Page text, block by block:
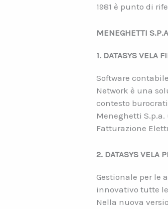
1981 è punto di
MENEGHETTI
1. DATASYS VELA
Software
Network è una
contesto
Meneghetti
Fatturazione
2. DATASYS VELA
Gestionale per le
innovativo tutte
Nella nuova